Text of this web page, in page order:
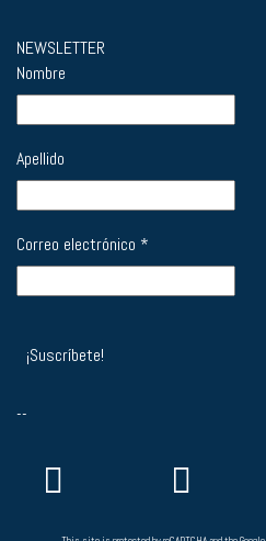
NEWSLETTER
Nombre
Apellido
Correo electrónico *
--